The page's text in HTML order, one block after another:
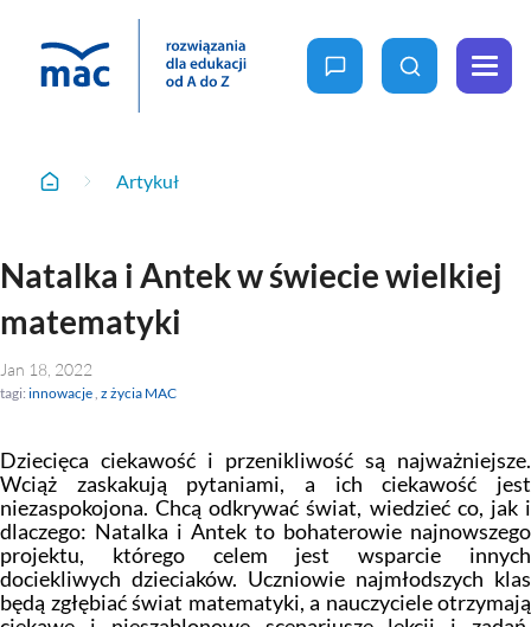
zapytaj naswyszukajMenu
Rośnij z nami Nowość
W przedszkolu naturalnie
szczegóły
Edukacja
wczesnoszkolna
Ale to ciekawe Reforma 2026
Ja i moja szkoła na nowo
Be Happy
Owocna edukacja
szczegóły
Szkoła
Podstawowa
programowa
2026
Podstawa
programowa
2017
Specjalne
potrzeby
edukacyjne
MAC
Technologie
Wiedza
Projekty i
programy
Artykuł
Artykuł
Natalka i Antek w świecie wielkiej
matematyki
Jan 18, 2022
tagi: innowacje, z życia MAC
Dziecięca ciekawość i przenikliwość są najważniejsze.
Wciąż zaskakują pytaniami, a ich ciekawość jest
niezaspokojona. Chcą odkrywać świat, wiedzieć co, jak i
dlaczego: Natalka i Antek to bohaterowie najnowszego
projektu, którego celem jest wsparcie innych
dociekliwych dzieciaków. Uczniowie najmłodszych klas
będą zgłębiać świat matematyki, a nauczyciele otrzymają